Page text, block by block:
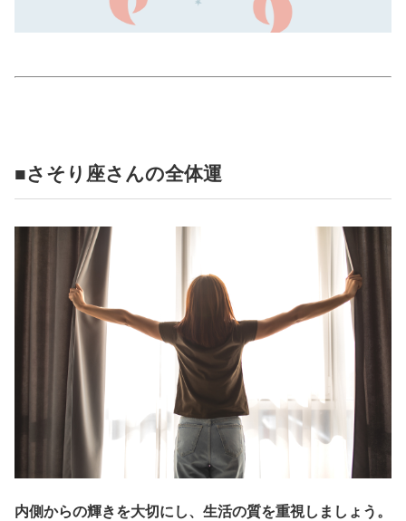
ゲーム
■さそり座さんの全体運
内側からの輝きを大切にし、生活の質を重視しましょう。